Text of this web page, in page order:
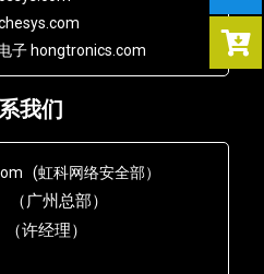
子 hongtronics.com
我们
(虹科网络安全部）
广州总部）
许经理）